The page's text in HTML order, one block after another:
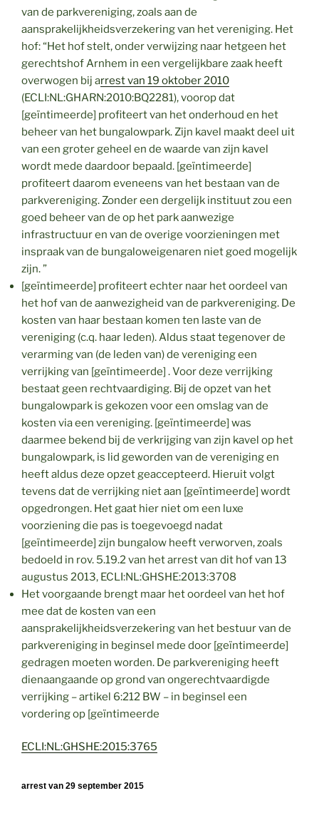
van de parkvereniging, zoals aan de
aansprakelijkheidsverzekering van het vereniging. Het
hof: “Het hof stelt, onder verwijzing naar hetgeen het
gerechtshof Arnhem in een vergelijkbare zaak heeft
overwogen bij arrest van 19 oktober 2010
(ECLI:NL:GHARN:2010:BQ2281), voorop dat
[geïntimeerde] profiteert van het onderhoud en het
beheer van het bungalowpark. Zijn kavel maakt deel uit
van een groter geheel en de waarde van zijn kavel
wordt mede daardoor bepaald. [geïntimeerde]
profiteert daarom eveneens van het bestaan van de
parkvereniging. Zonder een dergelijk instituut zou een
goed beheer van de op het park aanwezige
infrastructuur en van de overige voorzieningen met
inspraak van de bungaloweigenaren niet goed mogelijk
zijn. ”
[geïntimeerde] profiteert echter naar het oordeel van
het hof van de aanwezigheid van de parkvereniging. De
kosten van haar bestaan komen ten laste van de
vereniging (c.q. haar leden). Aldus staat tegenover de
verarming van (de leden van) de vereniging een
verrijking van [geïntimeerde] . Voor deze verrijking
bestaat geen rechtvaardiging. Bij de opzet van het
bungalowpark is gekozen voor een omslag van de
kosten via een vereniging. [geïntimeerde] was
daarmee bekend bij de verkrijging van zijn kavel op het
bungalowpark, is lid geworden van de vereniging en
heeft aldus deze opzet geaccepteerd. Hieruit volgt
tevens dat de verrijking niet aan [geïntimeerde] wordt
opgedrongen. Het gaat hier niet om een luxe
voorziening die pas is toegevoegd nadat
[geïntimeerde] zijn bungalow heeft verworven, zoals
bedoeld in rov. 5.19.2 van het arrest van dit hof van 13
augustus 2013, ECLI:NL:GHSHE:2013:3708
Het voorgaande brengt maar het oordeel van het hof
mee dat de kosten van een
aansprakelijkheidsverzekering van het bestuur van de
parkvereniging in beginsel mede door [geïntimeerde]
gedragen moeten worden. De parkvereniging heeft
dienaangaande op grond van ongerechtvaardigde
verrijking – artikel 6:212 BW – in beginsel een
vordering op [geïntimeerde
ECLI:NL:GHSHE:2015:3765
arrest van 29 september 2015